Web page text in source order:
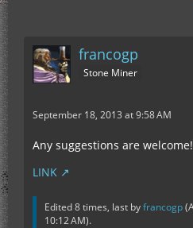
francogp
Stone Miner
September 18, 2013 at 9:58 AM
Any suggestions are
LINK
Edited 8 times, last byfrancogp(
10:12 AM).